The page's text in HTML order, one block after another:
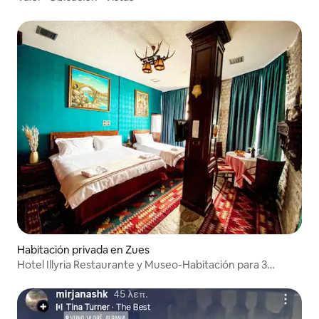
Habitación privada en Zues
Hotel Illyria Restaurante y Museo-Habitación para 3